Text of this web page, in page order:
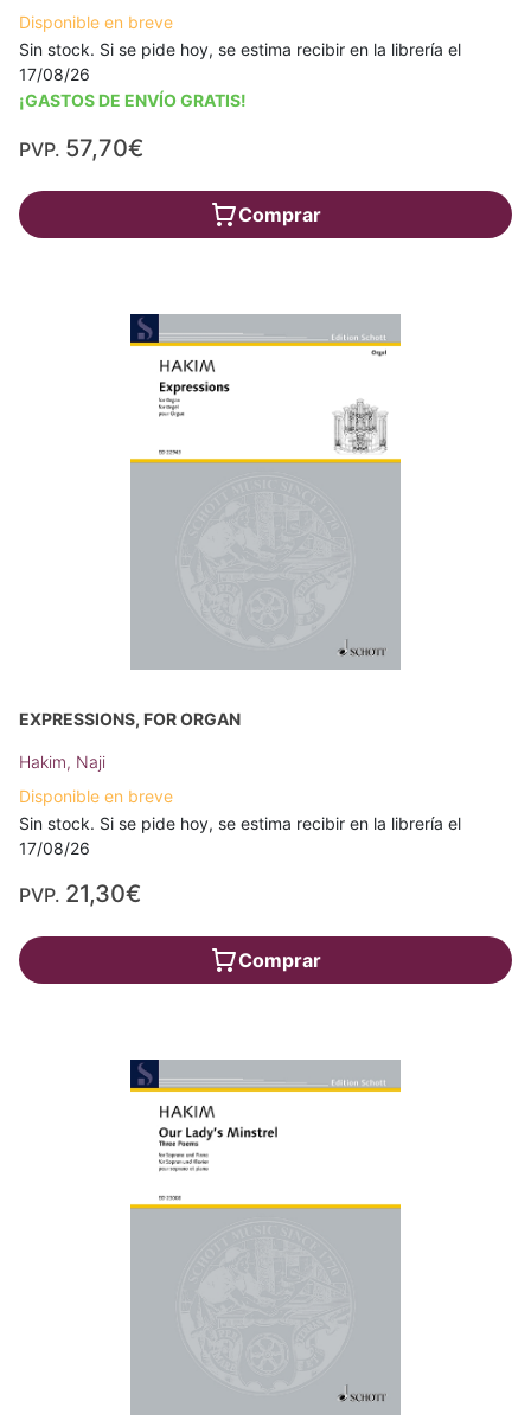
Disponible en breve
Sin stock. Si se pide hoy, se estima recibir en la librería el
17/08/26
¡GASTOS DE ENVÍO GRATIS!
PVP. 57,70€
Comprar
EXPRESSIONS, FOR ORGAN
Hakim, Naji
Disponible en breve
Sin stock. Si se pide hoy, se estima recibir en la librería el
17/08/26
PVP. 21,30€
Comprar